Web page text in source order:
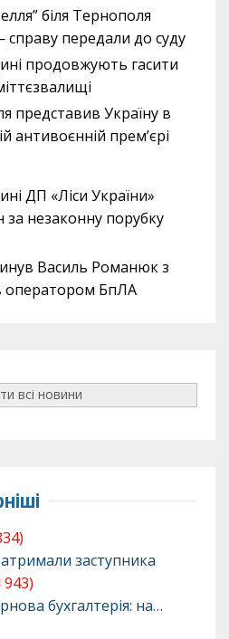
біля Тернополя
передали до суду
продовжують гасити
представив Україну в
антивоєнній прем’єрі
ДП «Ліси України»
за незаконну порубку
Василь Романюк з
оператором БпЛА
всі новини
заступника
943)
бухгалтерія: на…